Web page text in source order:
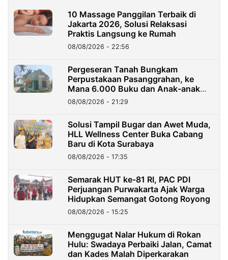
10 Massage Panggilan Terbaik di
Jakarta 2026, Solusi Relaksasi
Praktis Langsung ke Rumah
08/08/2026 - 22:56
Pergeseran Tanah Bungkam
Perpustakaan Pasanggrahan, ke
Mana 6.000 Buku dan Anak-anak
Kini?
08/08/2026 - 21:29
Solusi Tampil Bugar dan Awet Muda,
HLL Wellness Center Buka Cabang
Baru di Kota Surabaya
08/08/2026 - 17:35
Semarak HUT ke-81 RI, PAC PDI
Perjuangan Purwakarta Ajak Warga
Hidupkan Semangat Gotong Royong
08/08/2026 - 15:25
Menggugat Nalar Hukum di Rokan
Hulu: Swadaya Perbaiki Jalan, Camat
dan Kades Malah Diperkarakan